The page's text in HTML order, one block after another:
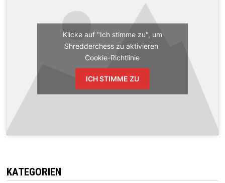
Klicke auf "Ich stimme zu", um
Shredderchess zu aktivieren
Cookie-Richtlinie
ICH STIMME ZU
KATEGORIEN